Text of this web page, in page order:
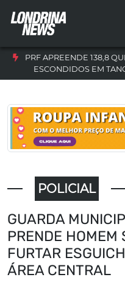
PRF APREENDE 138,8
ESCONDIDOS EM
POLICIAL
GUARDA
PRENDE HOMEM
FURTAR
ÁREA CENTRAL